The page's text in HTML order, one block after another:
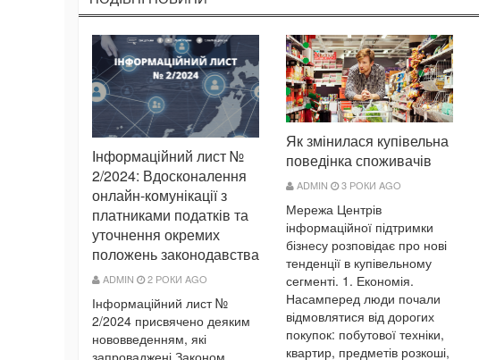
Інформаційний лист №
2/2024: Вдосконалення
онлайн-комунікації з
платниками податків та
уточнення окремих
положень законодавства
ADMIN 2 РОКИ AGO
Інформаційний лист №
2/2024 присвячено деяким
нововведенням, які
запроваджені Законом
Як змінилася купівельна
поведінка споживачів
ADMIN 3 РОКИ AGO
Мережа Центрів
інформаційної підтримки
бізнесу розповідає про нові
тенденції в купівельному
сегменті. 1. Економія.
Насамперед люди почали
відмовлятися від дорогих
покупок: побутової техніки,
квартир, предметів розкоші,